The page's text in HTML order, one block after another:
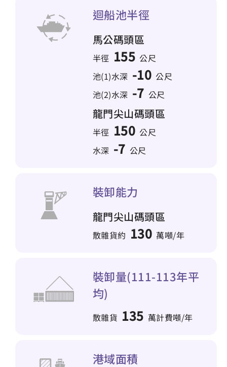
迴船池半徑
馬公碼頭區
半徑 155 公尺
池(1)水深 -10 公尺
池(2)水深 -7 公尺
龍門尖山碼頭區
半徑 150 公尺
水深 -7 公尺
裝卸能力
龍門尖山碼頭區
散雜貨約 130 萬噸/年
裝卸量(111-113年平
均)
散雜貨 135 萬計費噸/年
港域面積